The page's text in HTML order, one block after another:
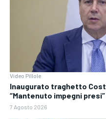
Video Pillole
Inaugurato traghetto
“Mantenuto impegni presi”
7 Agosto 2026